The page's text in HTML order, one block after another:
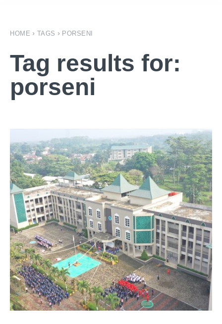
HOME TAGS PORSENI
Tag results for:
porseni